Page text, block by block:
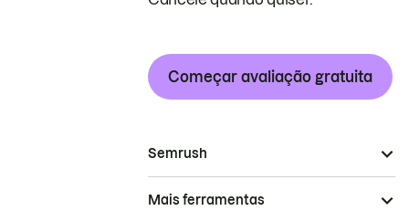
Começar avaliação gratuita
Semrush
Mais ferramentas